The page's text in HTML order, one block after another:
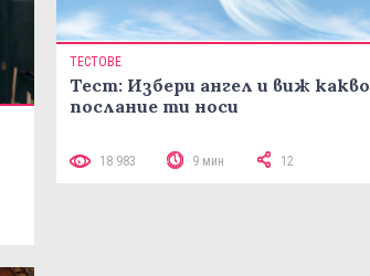
ТЕСТОВЕ
Тест: Избери ангел и виж какво
послание ти носи
18 983 9 мин 12